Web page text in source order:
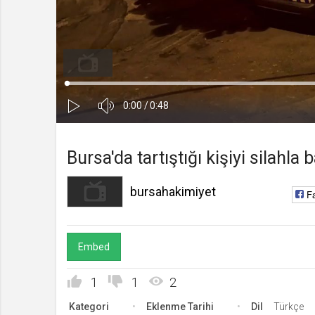
Ses
Kapa
Süre
0:00/Toplam
0:48
Yüklendi:
Yükleniyor:
bursahakimiyet
Bursa'da tartıştığı kişiyi silahla
bursahakimiyet
Embed
1 1 2
Kategori Eklenme Tarihi Dil Türkçe